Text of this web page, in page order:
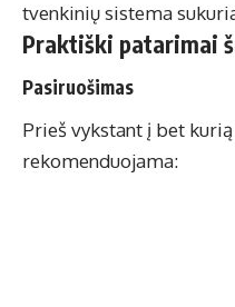
tvenkinių sistema
Praktiški patarimai
Pasiruošimas
Prieš vykstant į bet
rekomenduojama: